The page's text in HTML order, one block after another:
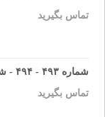
تماس بگیرید
شماره ۴۹۳ - ۴۹۴ - شهریور و مهر ۱۴۰۳
تماس بگیرید